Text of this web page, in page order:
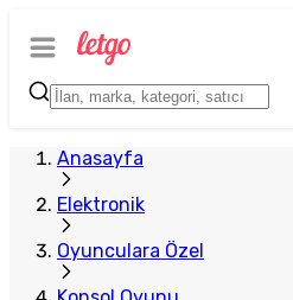
Anasayfa
Elektronik
Oyunculara Özel